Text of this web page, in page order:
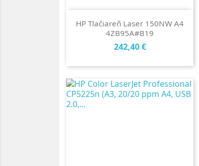
HP Tlačiareň Laser 150NW A4
4ZB95A#B19
Cena
242,40 €